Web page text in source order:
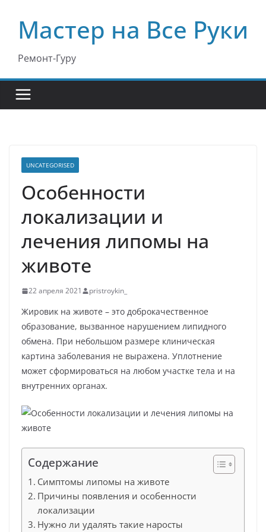
содержимому
Мастер на Все Руки
Ремонт-Гуру
UNCATEGORISED
Особенности
локализации и
лечения липомы на
животе
22 апреля 2021 pristroykin_
Жировик на животе – это доброкачественное
образование, вызванное нарушением липидного
обмена. При небольшом размере клиническая
картина заболевания не выражена. Уплотнение
может сформироваться на любом участке тела и на
внутренних органах.
Содержание
Симптомы липомы на животе
Причины появления и особенности
локализации
Нужно ли удалять такие наросты